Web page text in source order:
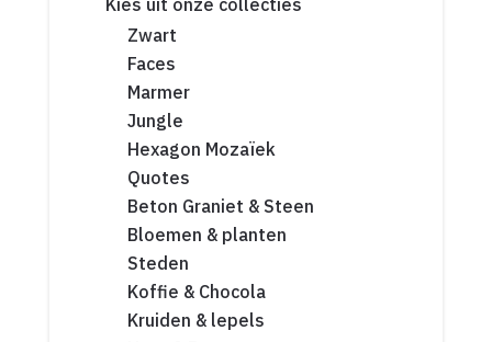
Kies uit onze collecties
Zwart
Faces
Marmer
Jungle
Hexagon Mozaïek
Quotes
Beton Graniet & Steen
Bloemen & planten
Steden
Koffie & Chocola
Kruiden & lepels